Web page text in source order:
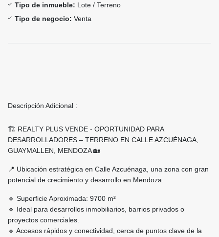
Tipo de inmueble: Lote / Terreno
Tipo de negocio: Venta
Descripción Adicional :
🏗 REALTY PLUS VENDE - OPORTUNIDAD PARA
DESARROLLADORES – TERRENO EN CALLE AZCUÉNAGA,
GUAYMALLEN, MENDOZA 🏡
📍 Ubicación estratégica en Calle Azcuénaga, una zona con gran
potencial de crecimiento y desarrollo en Mendoza.
🔹 Superficie Aproximada: 9700 m²
🔹 Ideal para desarrollos inmobiliarios, barrios privados o
proyectos comerciales.
🔹 Accesos rápidos y conectividad, cerca de puntos clave de la